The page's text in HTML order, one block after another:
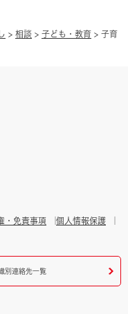
> 相談 > 子ども・教育 > 子育
・免責事項
個人情報保護
別連絡先一覧